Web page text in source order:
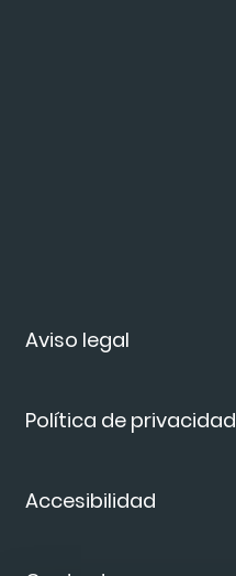
Aviso legal
Política de privacidad
Accesibilidad